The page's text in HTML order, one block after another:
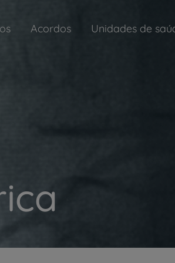
Acordos Unidades de